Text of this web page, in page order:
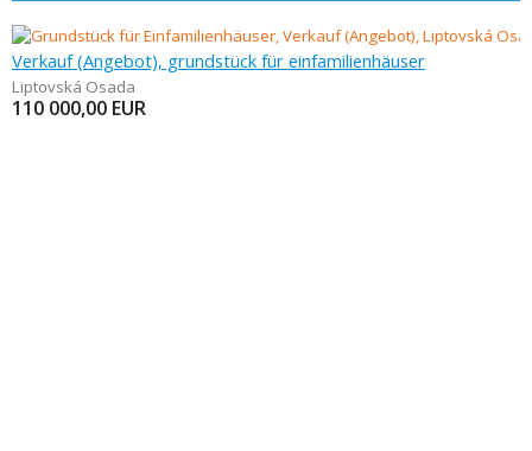
Verkauf (Angebot), grundstück für einfamilienhäuser
Liptovská Osada
110 000,00 EUR